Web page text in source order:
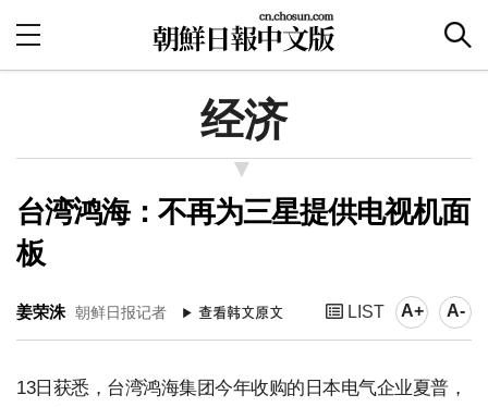
经济
台湾鸿海：不再为三星提供电视机面
板
姜荣洙 朝鲜日报记者 LIST A+ A-
13日获悉，台湾鸿海集团今年收购的日本电气企业夏普，